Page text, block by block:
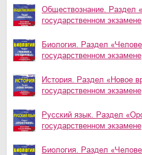
Обществознание. Раздел «Экономика» на основном
государственном экзамене
Биология. Раздел «Человек и его здоровье» на основном
государственном экзамене
История. Раздел «Новое время» на основном
государственном экзамене
Русский язык. Раздел «Орфография» на основном
государственном экзамене
Биология. Раздел «Человек и его здоровье» на основном